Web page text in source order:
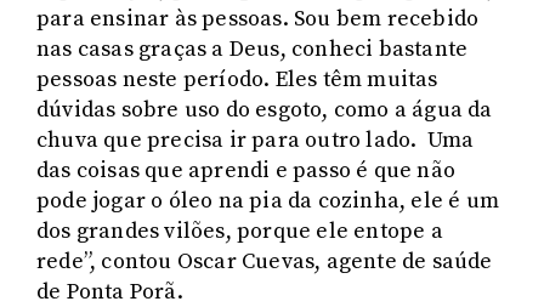
para ensinar às pessoas. Sou bem recebido
nas casas graças a Deus, conheci bastante
pessoas neste período. Eles têm muitas
dúvidas sobre uso do esgoto, como a água da
chuva que precisa ir para outro lado. Uma
das coisas que aprendi e passo é que não
pode jogar o óleo na pia da cozinha, ele é um
dos grandes vilões, porque ele entope a
rede”, contou Oscar Cuevas, agente de saúde
de Ponta Porã.